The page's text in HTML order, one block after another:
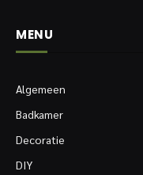
MENU
Algemeen
Badkamer
Decoratie
DIY